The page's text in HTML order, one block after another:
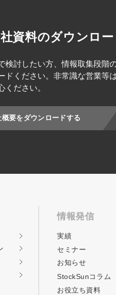
資料のダウンロー
検討したい方、情報取集段階
ドください。非常識な営業等
ください。
概要をダウンロードする
情報発信
実績
セミナー
お知らせ
StockSunコラム
お役立ち資料